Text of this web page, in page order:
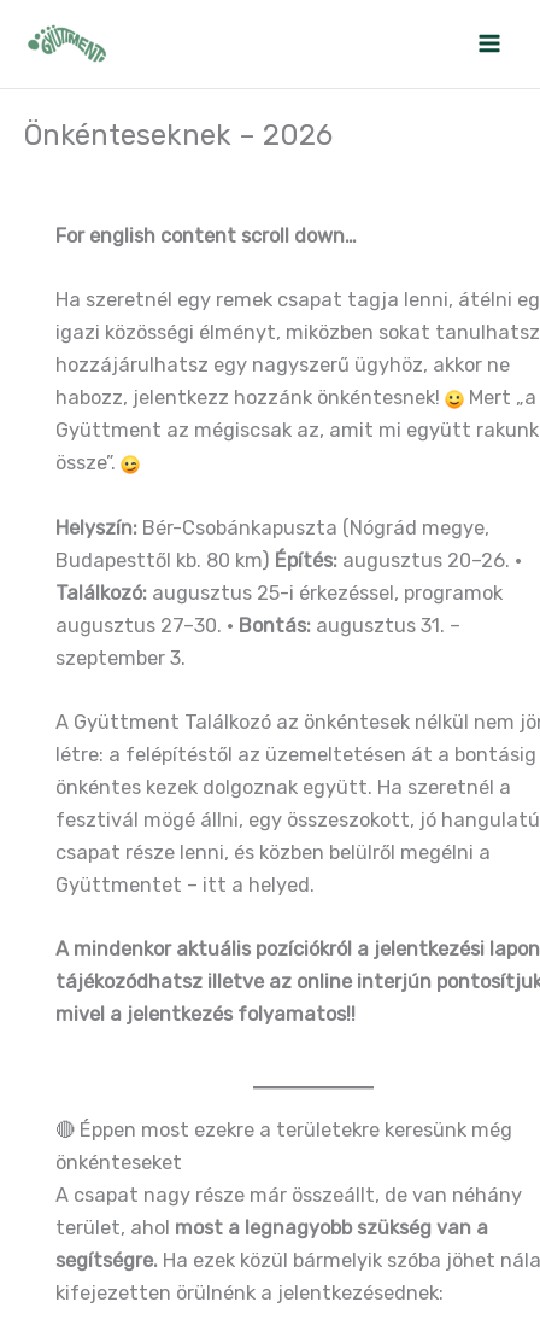
Önkénteseknek – 2026
For english content scroll down…
Ha szeretnél egy remek csapat tagja lenni, átélni
igazi közösségi élményt, miközben sokat
hozzájárulhatsz egy nagyszerű ügyhöz, akkor ne
habozz, jelentkezz hozzánk önkéntesnek!
Mert „a
Gyüttment az mégiscsak az, amit mi együtt rakunk
össze”.
Helyszín: Bér-Csobánkapuszta (Nógrád megye,
Budapesttől kb. 80 km) Építés: augusztus 20–26. ·
Találkozó: augusztus 25-i érkezéssel, programok
augusztus 27–30. · Bontás: augusztus 31. –
szeptember 3.
A Gyüttment Találkozó az önkéntesek nélkül nem
létre: a felépítéstől az üzemeltetésen át a bontásig
önkéntes kezek dolgoznak együtt. Ha szeretnél a
fesztivál mögé állni, egy összeszokott, jó hangulatú
csapat része lenni, és közben belülről megélni a
Gyüttmentet – itt a helyed.
A mindenkor aktuális pozíciókról a jelentkezési lapon
tájékozódhatsz illetve az online interjún
mivel a jelentkezés folyamatos!!
🔴 Éppen most ezekre a területekre keresünk még
önkénteseket
A csapat nagy része már összeállt, de van néhány
terület, ahol most a legnagyobb szükség van a
segítségre. Ha ezek közül bármelyik szóba jöhet
kifejezetten örülnénk a jelentkezésednek: